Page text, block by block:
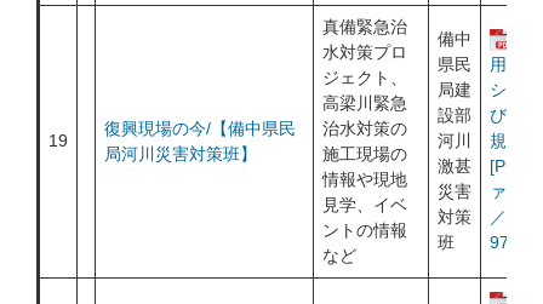
19
復興現場の今/【備中県民
局河川災害対策班】
真備緊急治
水対策プロ
ジェクト、
高梁川緊急
治水対策の
施工現場の
情報や現地
見学、イベ
ントの情報
など
備中
県民
局建
設部
河川
激甚
災害
対策
班
用ポリ
シー及
び利用
規約
[PDF
ァイル
／